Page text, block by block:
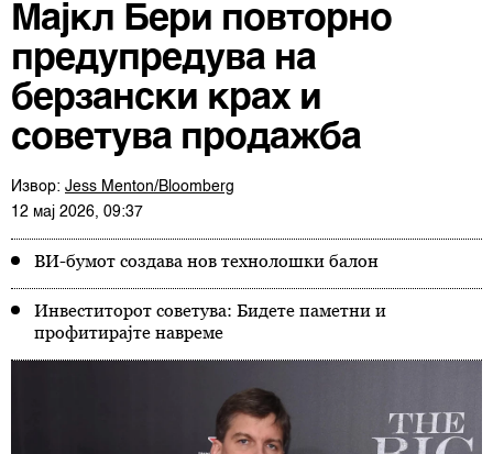
Мајкл Бери повторно
предупредува на
берзански крах и
советува продажба
Извор: Jess Menton/Bloomberg
12 мај 2026, 09:37
ВИ-бумот создава нов технолошки балон
Инвеститорот советува: Бидете паметни и
профитирајте навреме